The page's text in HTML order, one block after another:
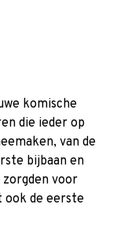
komische
die ieder op
van de
bijbaan en
voor
ook de eerste